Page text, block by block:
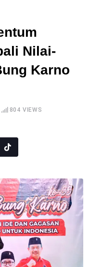
Nilai-
Karno
804 VIEWS
Tiktok